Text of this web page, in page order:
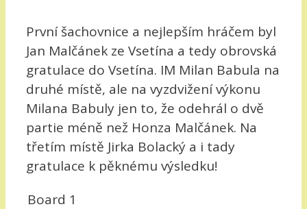
První šachovnice a nejlepším hráčem byl
Jan Malčánek ze Vsetína a tedy obrovská
gratulace do Vsetína. IM Milan Babula na
druhé místě, ale na vyzdvižení výkonu
Milana Babuly jen to, že odehrál o dvě
partie méně než Honza Malčánek. Na
třetím místě Jirka Bolacký a i tady
gratulace k pěknému výsledku!
Board 1